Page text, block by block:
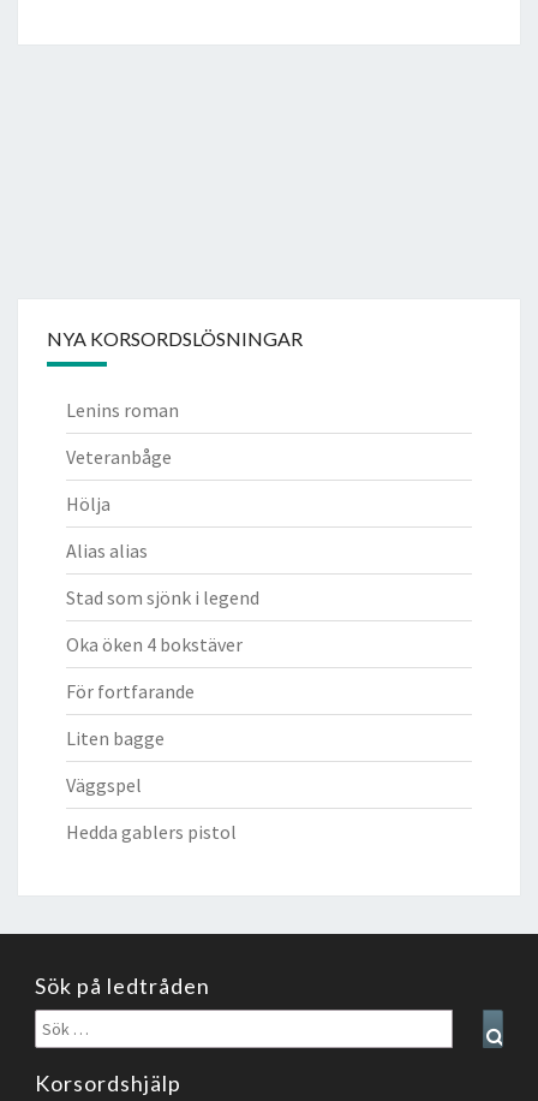
NYA KORSORDSLÖSNINGAR
Lenins roman
Veteranbåge
Hölja
Alias alias
Stad som sjönk i legend
Oka öken 4 bokstäver
För fortfarande
Liten bagge
Väggspel
Hedda gablers pistol
Sök på ledtråden
Sök
efter:
Korsordshjälp